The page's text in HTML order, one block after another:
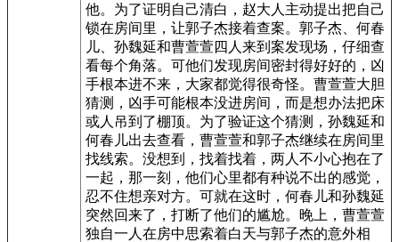
他。为了证明自己清白，赵大人主动提出把自己
锁在房间里，让郭子杰接着查案。郭子杰、何春
儿、孙魏延和曹萱萱四人来到案发现场，仔细查
看每个角落。可他们发现房间密封得好好的，凶
手根本进不来，大家都觉得很奇怪。曹萱萱大胆
猜测，凶手可能根本没进房间，而是想办法把床
或人吊到了棚顶。为了验证这个猜测，孙魏延和
何春儿出去查看，曹萱萱和郭子杰继续在房间里
找线索。没想到，找着找着，两人不小心抱在了
一起，那一刻，他们心里都有种说不出的感觉，
忍不住想亲对方。可就在这时，何春儿和孙魏延
突然回来了，打断了他们的尴尬。晚上，曹萱萱
独自一人在房中思索着白天与郭子杰的意外相